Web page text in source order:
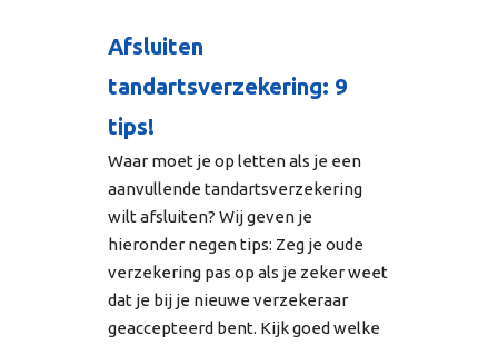
Afsluiten
tandartsverzekering: 9
tips!
Waar moet je op letten als je een
aanvullende tandartsverzekering
wilt afsluiten? Wij geven je
hieronder negen tips: Zeg je oude
verzekering pas op als je zeker weet
dat je bij je nieuwe verzekeraar
geaccepteerd bent. Kijk goed welke